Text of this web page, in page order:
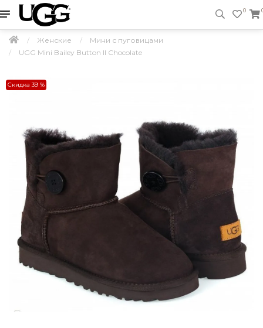
0
Женские
Мини с пуговицами
UGG Mini Bailey Button II Chocolate
Скидка 39 %